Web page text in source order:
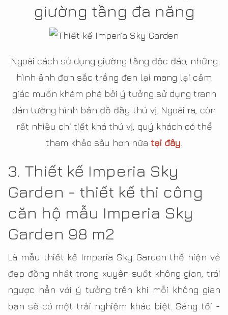
giường tầng đa năng
Ngoài cách sử dụng giường tầng độc đáo, những
hình ảnh đơn sắc trắng đen lại mang lại cảm
giác muốn khám phá bởi ý tưởng sử dụng tranh
dán tường hình bản đồ đầy thú vị. Ngoài ra, còn
rất nhiều chi tiết khá thú vị, quý khách có thể
tham khảo sâu hơn nữa tại đây
3. Thiết kế Imperia Sky
Garden - thiết kế thi công
căn hộ mẫu Imperia Sky
Garden 98 m2
Là mẫu thiết kế Imperia Sky Garden thể hiện vẻ
đẹp đồng nhất trong xuyên suốt không gian, trái
ngược hẳn với ý tưởng trên khi mỗi không gian
bạn sẽ có một trải nghiệm khác biệt. Sáng tối -